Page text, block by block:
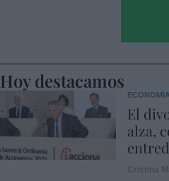
Hoy destacamos
ECONOMÍA
El
alza,